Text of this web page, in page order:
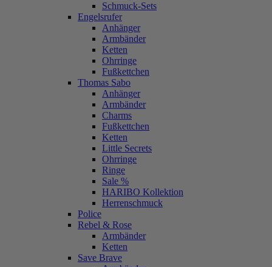
Schmuck-Sets
Engelsrufer
Anhänger
Armbänder
Ketten
Ohrringe
Fußkettchen
Thomas Sabo
Anhänger
Armbänder
Charms
Fußkettchen
Ketten
Little Secrets
Ohrringe
Ringe
Sale %
HARIBO Kollektion
Herrenschmuck
Police
Rebel & Rose
Armbänder
Ketten
Save Brave